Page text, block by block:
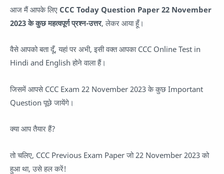
आज मैं आपके लिए CCC Today Question Paper 22 November
2023 के कुछ महत्वपूर्ण प्रश्न-उत्तर, लेकर आया हूँ।
वैसे आपको बता दूँ, यहां पर अभी, इसी वक्त आपका CCC Online Test in
Hindi and English होने वाला हैं।
जिसमें आपसे CCC Exam 22 November 2023 के कुछ Important
Question पूछे जायेंगे।
क्या आप तैयार हैं?
तो चलिए, CCC Previous Exam Paper जो 22 November 2023 को
हुआ था, उसे हल करें!